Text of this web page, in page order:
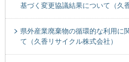
基づく変更協議結果について（久
県外産業廃棄物の循環的な利用に
て（久香リサイクル株式会社）